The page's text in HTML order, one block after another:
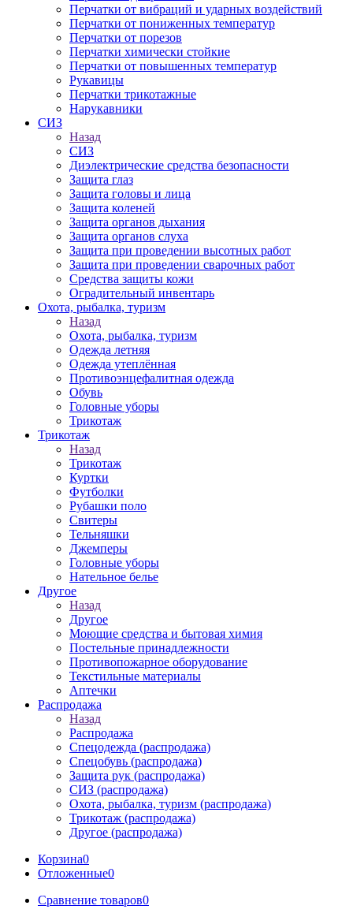
Перчатки от вибраций и ударных воздействий
Перчатки от пониженных температур
Перчатки от порезов
Перчатки химически стойкие
Перчатки от повышенных температур
Рукавицы
Перчатки трикотажные
Нарукавники
СИЗ
Назад
СИЗ
Диэлектрические средства безопасности
Защита глаз
Защита головы и лица
Защита коленей
Защита органов дыхания
Защита органов слуха
Защита при проведении высотных работ
Защита при проведении сварочных работ
Средства защиты кожи
Оградительный инвентарь
Охота, рыбалка, туризм
Назад
Охота, рыбалка, туризм
Одежда летняя
Одежда утеплённая
Противоэнцефалитная одежда
Обувь
Головные уборы
Трикотаж
Трикотаж
Назад
Трикотаж
Куртки
Футболки
Рубашки поло
Свитеры
Тельняшки
Джемперы
Головные уборы
Нательное белье
Другое
Назад
Другое
Моющие средства и бытовая химия
Постельные принадлежности
Противопожарное оборудование
Текстильные материалы
Аптечки
Распродажа
Назад
Распродажа
Спецодежда (распродажа)
Спецобувь (распродажа)
Защита рук (распродажа)
СИЗ (распродажа)
Охота, рыбалка, туризм (распродажа)
Трикотаж (распродажа)
Другое (распродажа)
Корзина0
Отложенные0
Сравнение товаров0